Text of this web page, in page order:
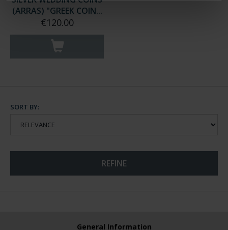
(ARRAS) "GREEK COIN...
€120.00
SORT BY:
REFINE
General Information